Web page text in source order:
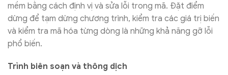
mềm bằng cách định vị và sửa lỗi trong mã. Đặt điểm
dừng để tạm dừng chương trình, kiểm tra các giá trị biến
và kiểm tra mã hóa từng dòng là những khả năng gỡ lỗi
phổ biến.
Trình biên soạn và thông dịch